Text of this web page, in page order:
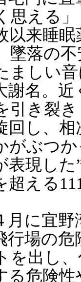
思える
以来睡
墜落の
ましい
謝名。
引き裂
回し、
がぶつ
表現し
超える
に宜野
行場の危
を出し
る危険性